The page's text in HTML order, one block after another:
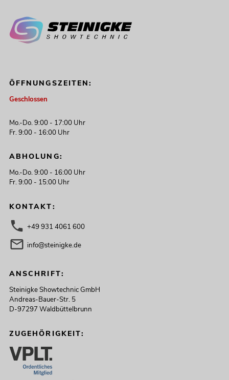
ÖFFNUNGSZEITEN:
Geschlossen
Mo.-Do. 9:00 - 17:00 Uhr
Fr. 9:00 - 16:00 Uhr
ABHOLUNG:
Mo.-Do. 9:00 - 16:00 Uhr
Fr. 9:00 - 15:00 Uhr
KONTAKT:
+49 931 4061 600
info@steinigke.de
ANSCHRIFT:
Steinigke Showtechnic GmbH
Andreas-Bauer-Str. 5
D-97297 Waldbüttelbrunn
ZUGEHÖRIGKEIT: